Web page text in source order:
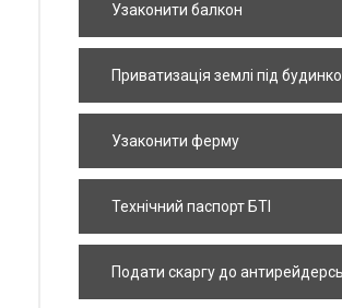
Узаконити балкон
Приватизація землі під
Узаконити ферму
Технічний паспорт БТІ
Подати скаргу до